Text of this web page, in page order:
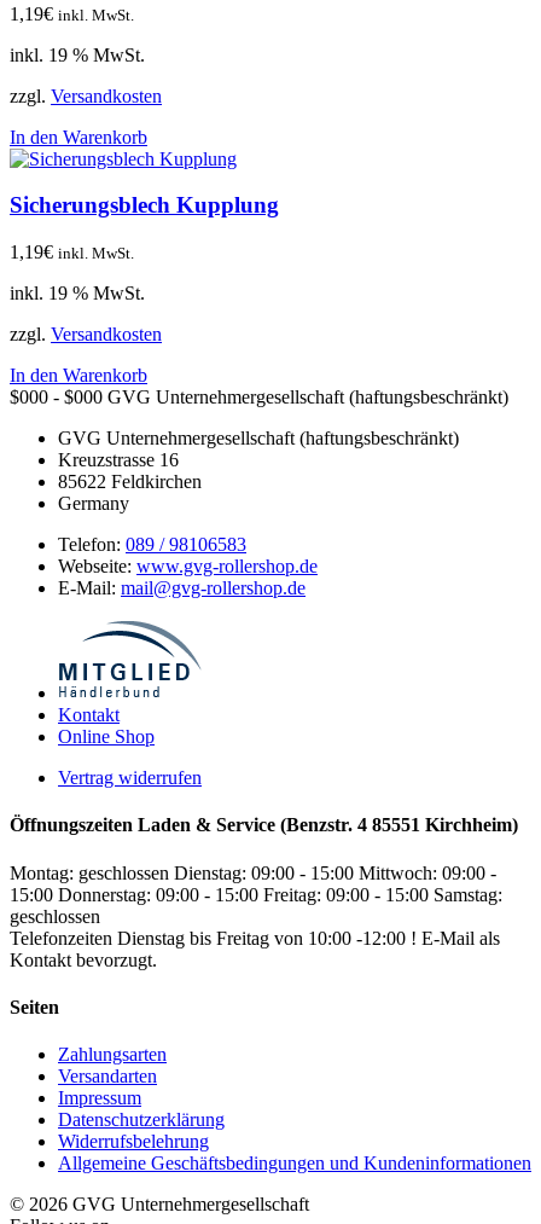
1,19€ inkl. MwSt.
inkl. 19 % MwSt.
zzgl. Versandkosten
In den Warenkorb
Sicherungsblech Kupplung
1,19€ inkl. MwSt.
inkl. 19 % MwSt.
zzgl. Versandkosten
In den Warenkorb
$000 - $000 GVG Unternehmergesellschaft (haftungsbeschränkt)
GVG Unternehmergesellschaft (haftungsbeschränkt)
Kreuzstrasse 16
85622 Feldkirchen
Germany
Telefon: 089 / 98106583
Webseite: www.gvg-rollershop.de
E-Mail: mail@gvg-rollershop.de
Kontakt
Online Shop
Vertrag widerrufen
Öffnungszeiten Laden & Service (Benzstr. 4 85551 Kirchheim)
Montag: geschlossen Dienstag: 09:00 - 15:00 Mittwoch: 09:00 -
15:00 Donnerstag: 09:00 - 15:00 Freitag: 09:00 - 15:00 Samstag:
geschlossen
Telefonzeiten Dienstag bis Freitag von 10:00 -12:00 ! E-Mail als
Kontakt bevorzugt.
Seiten
Zahlungsarten
Versandarten
Impressum
Datenschutzerklärung
Widerrufsbelehrung
Allgemeine Geschäftsbedingungen und Kundeninformationen
© 2026 GVG Unternehmergesellschaft